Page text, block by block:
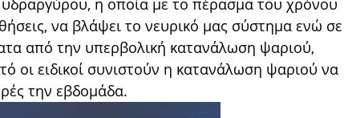
η οποία με το πέρασμα του χρόνου
να βλάψει το νευρικό μας σύστημα ενώ σε
από την υπερβολική κατανάλωση ψαριού,
οι ειδικοί συνιστούν η κατανάλωση ψαριού να
την εβδομάδα.